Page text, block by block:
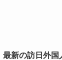
新の訪日外